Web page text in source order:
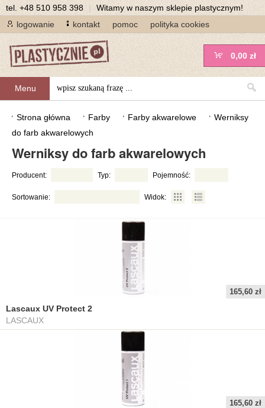
tel.+48 510 958 398 | Witamy w naszym sklepie plastycznym!
logowanie
kontakt pomoc polityka cookies
Menu
0,00 zł
Strona główna Farby Farby akwarelowe
Werniksy
do farb akwarelowych
Werniksy do farb akwarelowych
Producent: Typ: Pojemność:
Sortowanie: Widok:
165,60 zł
Lascaux UV Protect 2
LASCAUX
165,60 zł